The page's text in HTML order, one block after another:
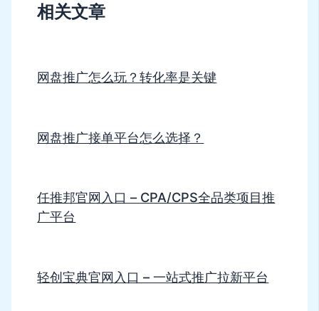
相关文章
网盘推广怎么玩？转化率是关键
网盘推广接单平台怎么选择？
任推邦官网入口 – CPA/CPS全品类项目推
广平台
轻创宝典官网入口 – 一站式推广拉新平台